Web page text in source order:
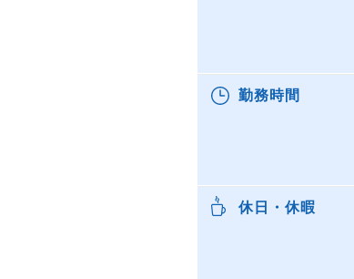
勤務時間
休日・休暇